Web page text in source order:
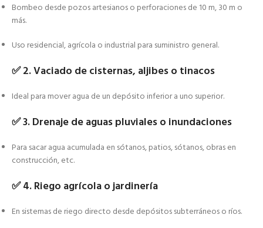
Bombeo desde pozos artesianos o perforaciones de 10 m, 30 m o
más.
Uso residencial, agrícola o industrial para suministro general.
✅2. Vaciado de cisternas, aljibes o tinacos
Ideal para mover agua de un depósito inferior a uno superior.
✅3. Drenaje de aguas pluviales o inundaciones
Para sacar agua acumulada en sótanos, patios, sótanos, obras en
construcción, etc.
✅4. Riego agrícola o jardinería
En sistemas de riego directo desde depósitos subterráneos o ríos.